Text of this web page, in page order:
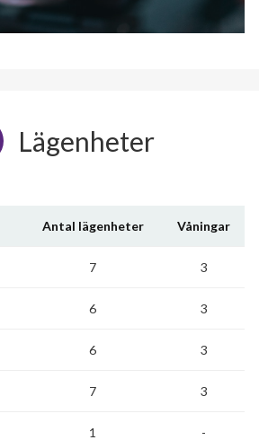
Lägenheter
Antal lägenheter Våningar
7 3
6 3
6 3
7 3
1 -